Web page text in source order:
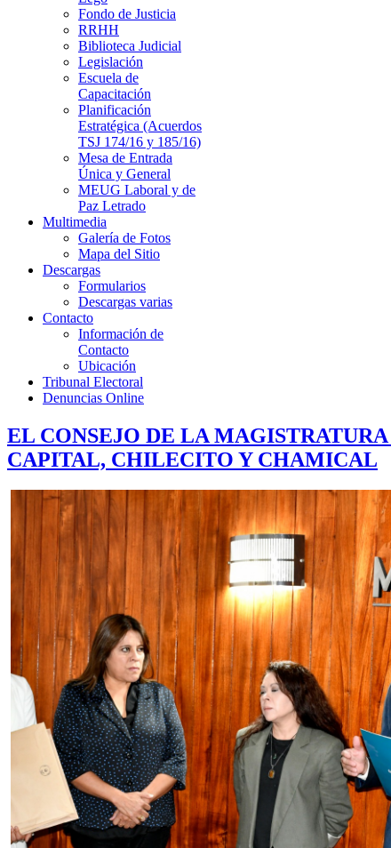
Fondo de Justicia
RRHH
Biblioteca Judicial
Legislación
Escuela de
Capacitación
Planificación
Estratégica (Acuerdos
TSJ 174/16 y 185/16)
Mesa de Entrada
Única y General
MEUG Laboral y de
Paz Letrado
Multimedia
Galería de Fotos
Mapa del Sitio
Descargas
Formularios
Descargas varias
Contacto
Información de
Contacto
Ubicación
Tribunal Electoral
Denuncias Online
EL CONSEJO DE LA
CAPITAL, CHILECITO Y CHAMICAL